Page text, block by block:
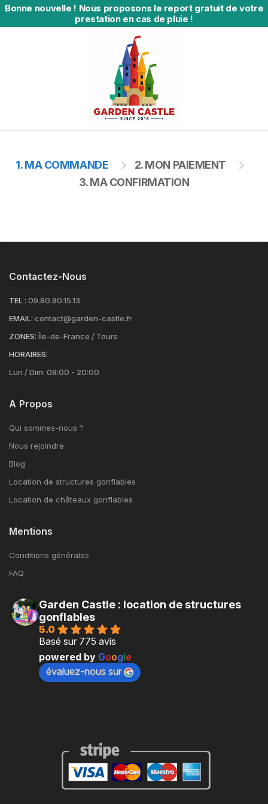
Bonne nouvelle ! Nous proposons le report gratuit de votre
prestation en cas de pluie !
1. MA COMMANDE
2. MON PAIEMENT
3. MA CONFIRMATION
Contactez-Nous
TEL : 09.80.80.15.13
EMAIL: contact@garden-castle.fr
ZONES: Île-de-France / Tours
HORAIRES:
Lun / Dim: 08:00 - 20:00
A Propos
Qui sommes-nous ?
Nous rejoindre
Blog
Location de structures gonflables
Location de châteaux gonflables
Mentions
Conditions générales
FAQ
Garden Castle : location de structures
gonflables
5.0
Basé sur 775 avis
powered by Google
évaluez-nous sur